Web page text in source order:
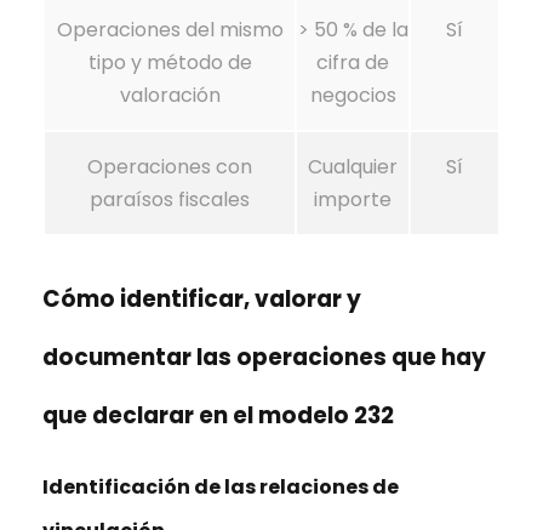
Operaciones del mismo
tipo y método de
valoración
> 50 % de la
cifra de
negocios
Sí
Operaciones con
paraísos fiscales
Cualquier
importe
Sí
Cómo identificar, valorar y
documentar las operaciones que hay
que declarar en el modelo 232
Identificación de las relaciones de